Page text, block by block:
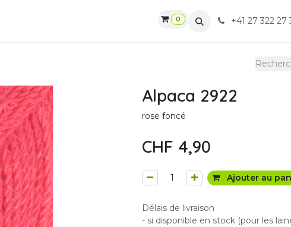
CGV 0 +41 27 322 27
Alpaca 2922
rose foncé
CHF 4,90
Ajouter au
Délais de livraison
- si disponible en stock (pour les